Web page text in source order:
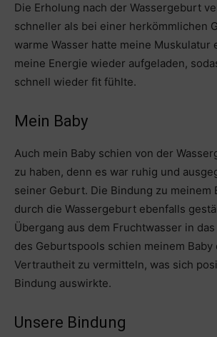
Die Erholung nach der Wassergeburt
schneller als bei einer herkömmlichen
warme Wasser hatte meine Muskulatur
meine Energie wieder aufgeladen,
schnell wieder fit fühlte.
Mein Baby
Auch mein Baby schien von der
zu haben, denn es war ruhig und
seiner Geburt. Die Bindung zu meinem
durch die Wassergeburt ebenfalls
Übergang aus dem Fruchtwasser in
des Geburtspools schien meinem Baby
Vertrautheit zu vermitteln, was sich
Bindung auswirkte.
Unsere Bindung